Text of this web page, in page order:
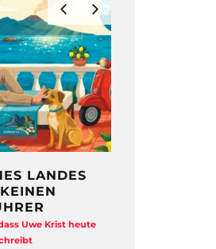
LANDES
Uwe Krist heute